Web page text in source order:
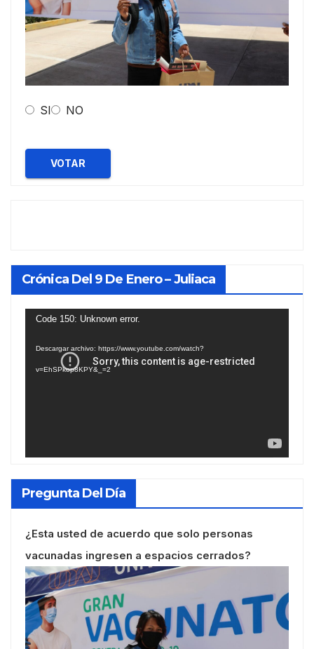
SI NO
VOTAR
Crónica Del 9 De Enero – Juliaca
Reproductor
Code 150: Unknown error.
Descargar archivo: https://www.youtube.com/watch?
v=EhSPkop8KPY&_=2
Pregunta Del Día
¿Esta usted de acuerdo que solo personas
vacunadas ingresen a espacios cerrados?